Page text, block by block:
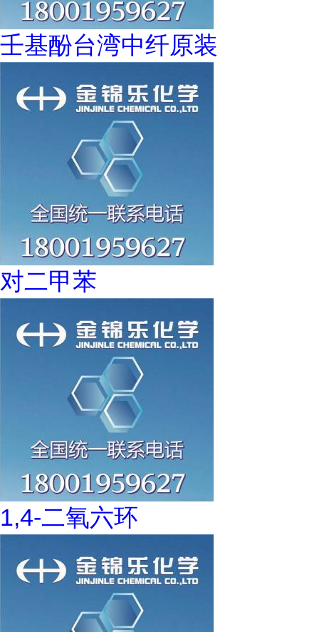
壬基酚台湾中纤原装
对二甲苯
1,4-二氧六环